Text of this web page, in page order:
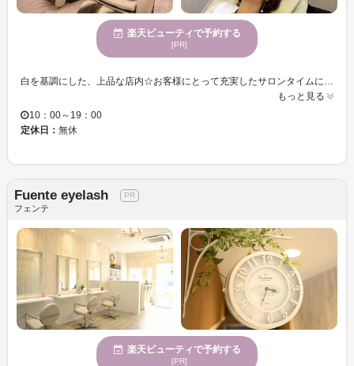
楽天ビューティで予約する
[PR]
もっと見る
10：00～19：00
定休日： 無休
Fuente eyelash
フェンテ
楽天ビューティで予約する
[PR]